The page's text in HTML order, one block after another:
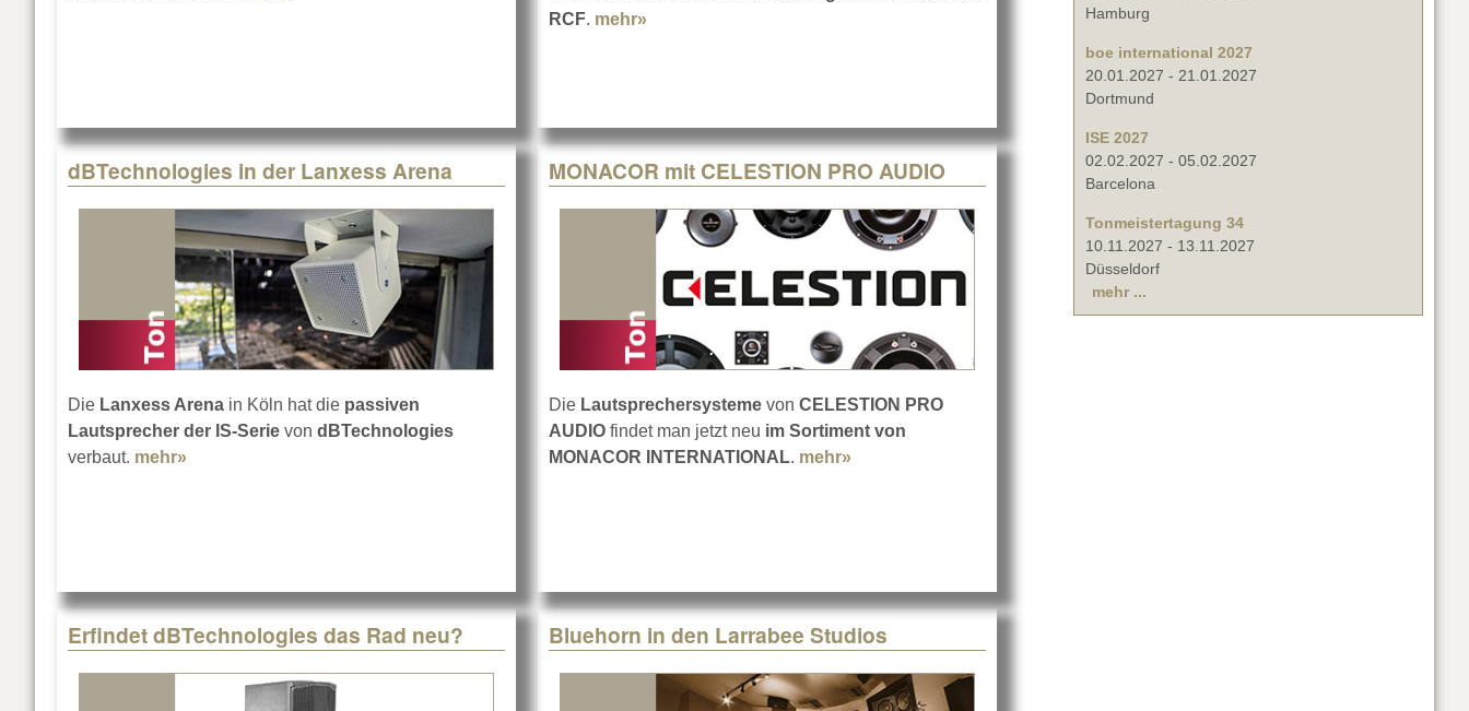
RCF. mehr»
dBTechnologies in der Lanxess Arena
Die Lanxess Arena in Köln hat die passiven
Lautsprecher der IS-Serie von dBTechnologies
verbaut. mehr» about dBTechnologies in der Lanxess Arena
MONACOR mit CELESTION PRO AUDIO
Die Lautsprechersysteme von CELESTION PRO
AUDIO findet man jetzt neu im Sortiment von
MONACOR INTERNATIONAL. mehr»
Erfindet dBTechnologies das Rad neu? Bluehorn in den Larrabee Studios
Hamburg
boe international 2027
20.01.2027 - 21.01.2027
Dortmund
ISE 2027
02.02.2027 - 05.02.2027
Barcelona
Tonmeistertagung 34
10.11.2027 - 13.11.2027
Düsseldorf
mehr ...